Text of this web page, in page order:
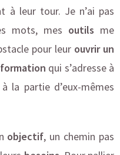
à leur tour. Je n’ai pas
mots, mes outils me
pour leur ouvrir un
qui s’adresse à
la partie d’eux-mêmes
objectif, un chemin pas